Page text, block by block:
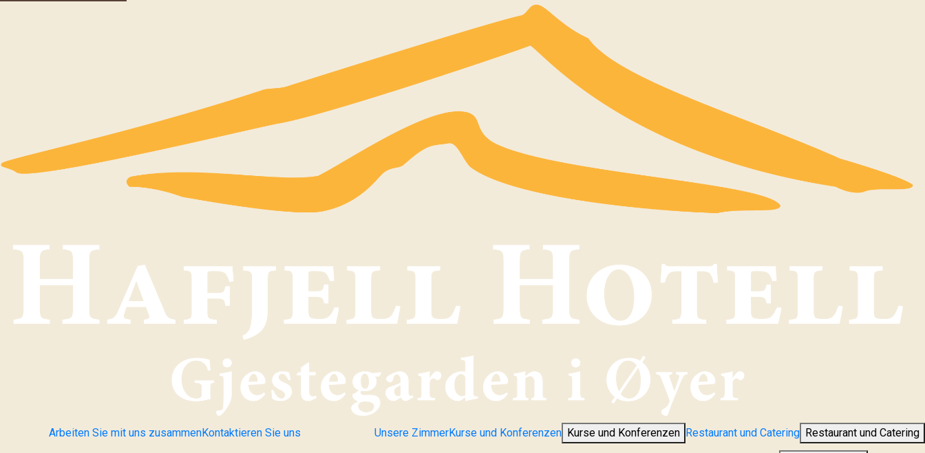
Arbeiten Sie mit uns zusammenKontaktieren Sie uns Unsere ZimmerKurse und Konferenzen Kurse und Konferenzen Restaurant und Catering Restaurant und Catering